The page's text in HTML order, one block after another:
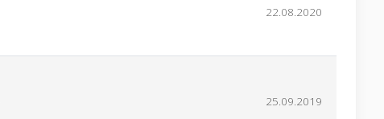
22.08.2020
25.09.2019